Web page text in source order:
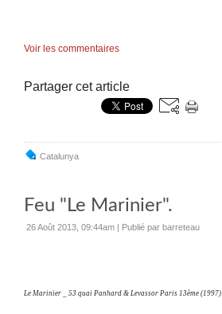
Voir les commentaires
Partager cet article
Catalunya
Feu "Le Marinier".
26 Août 2013, 09:44am | Publié par barreteau
Le Marinier _ 53 quai Panhard & Levassor Paris 13ème (1997)